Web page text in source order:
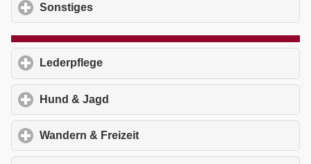
Sonstiges
Lederpflege
Hund & Jagd
Wandern & Freizeit